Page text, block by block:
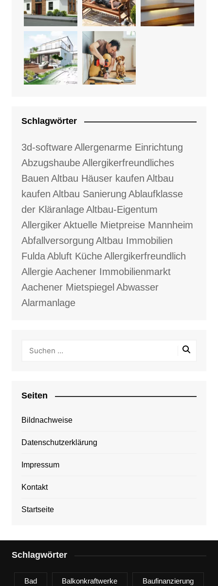
Schlagwörter
3d-softwareAllergenarme Einrichtung
AbzugshaubeAllergikerfreundliches
Bauen Altbau Häuser kaufen Altbau
kaufen Altbau Sanierung Ablaufklasse
der KläranlageAltbau-Eigentum
AllergikerAktuelle Mietpreise Mannheim
Abfallversorgung Altbau Immobilien
FuldaAbluft KücheAllergikerfreundlich
AllergieAachener Immobilienmarkt
Aachener Mietspiegel Abwasser
Alarmanlage
Seiten
Bildnachweise
Datenschutzerklärung
Impressum
Kontakt
Startseite
Schlagwörter
Bad Balkonkraftwerke Baufinanzierung